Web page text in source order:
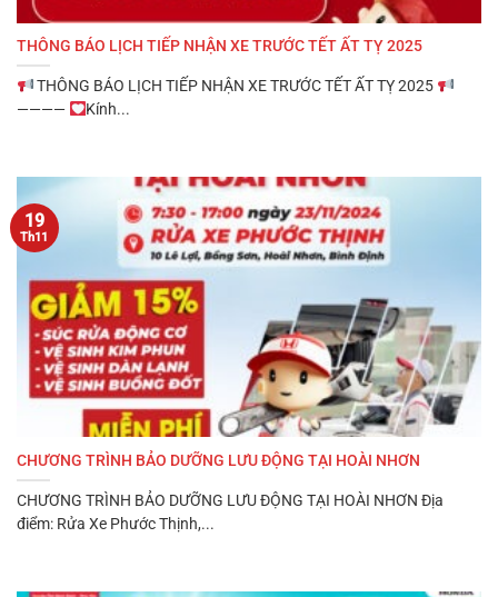
THÔNG BÁO LỊCH TIẾP NHẬN XE TRƯỚC TẾT ẤT TỴ 2025
THÔNG BÁO LỊCH TIẾP NHẬN XE TRƯỚC TẾT ẤT TỴ 2025
————
Kính...
CHƯƠNG TRÌNH BẢO DƯỠNG LƯU ĐỘNG TẠI HOÀI NHƠN
CHƯƠNG TRÌNH BẢO DƯỠNG LƯU ĐỘNG TẠI HOÀI NHƠN ️Địa
điểm: Rửa Xe Phước Thịnh,...
19
Th11